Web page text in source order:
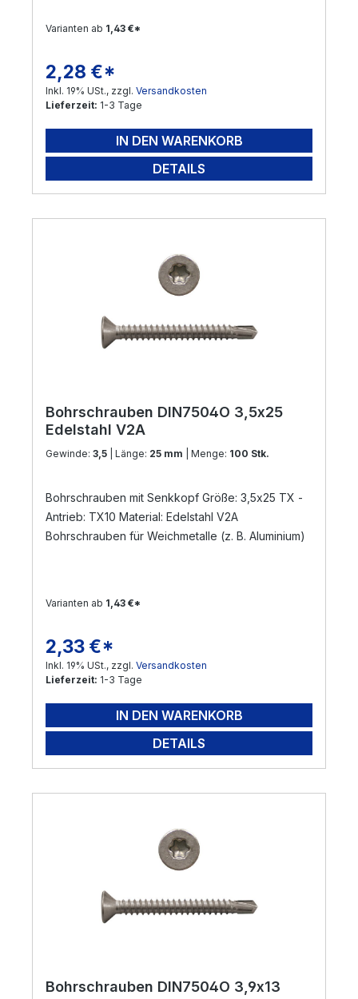
Varianten ab 1,43 €*
Regulärer Preis:
2,28 €*
Inkl. 19% USt., zzgl. Versandkosten
Lieferzeit: 1-3 Tage
IN DEN WARENKORB
DETAILS
Bohrschrauben DIN7504O 3,5x25
Edelstahl V2A
Gewinde: 3,5 | Länge: 25 mm | Menge: 100 Stk.
Bohrschrauben mit Senkkopf Größe: 3,5x25 TX -
Antrieb: TX10 Material: Edelstahl V2A
Bohrschrauben für Weichmetalle (z. B. Aluminium)
Varianten ab 1,43 €*
Regulärer Preis:
2,33 €*
Inkl. 19% USt., zzgl. Versandkosten
Lieferzeit: 1-3 Tage
IN DEN WARENKORB
DETAILS
Bohrschrauben DIN7504O 3,9x13